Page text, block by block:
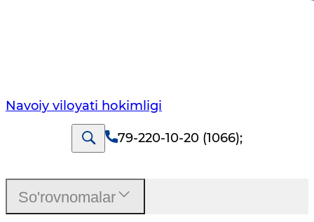
Navoiy vilоyati hоkimligi
79-220-10-20 (1066);
So'rovnomalar